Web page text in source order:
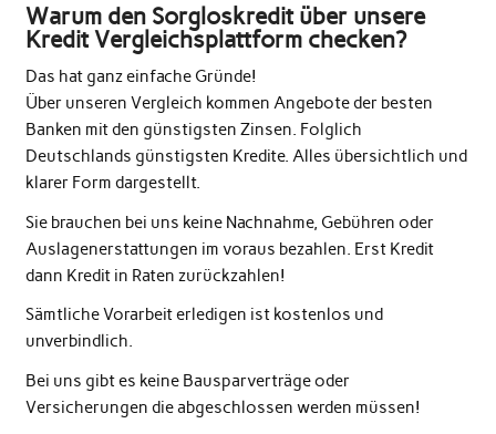
Warum den Sorgloskredit über unsere
Kredit Vergleichsplattform checken?
Das hat ganz einfache Gründe!
Über unseren Vergleich kommen Angebote der besten
Banken mit den günstigsten Zinsen. Folglich
Deutschlands günstigsten Kredite. Alles übersichtlich und
klarer Form dargestellt.
Sie brauchen bei uns keine Nachnahme, Gebühren oder
Auslagenerstattungen im voraus bezahlen. Erst Kredit
dann Kredit in Raten zurückzahlen!
Sämtliche Vorarbeit erledigen ist kostenlos und
unverbindlich.
Bei uns gibt es keine Bausparverträge oder
Versicherungen die abgeschlossen werden müssen!